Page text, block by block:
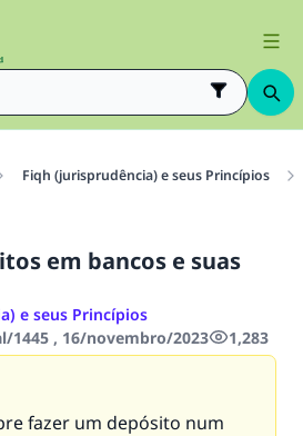
Fiqh (jurisprudência) e seus Princípios
em bancos e suas
e seus Princípios
1445 , 16/novembro/2023
1,283
fazer um depósito num